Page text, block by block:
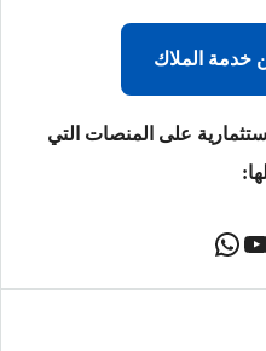
خدمة الملاك
على المنصات التي